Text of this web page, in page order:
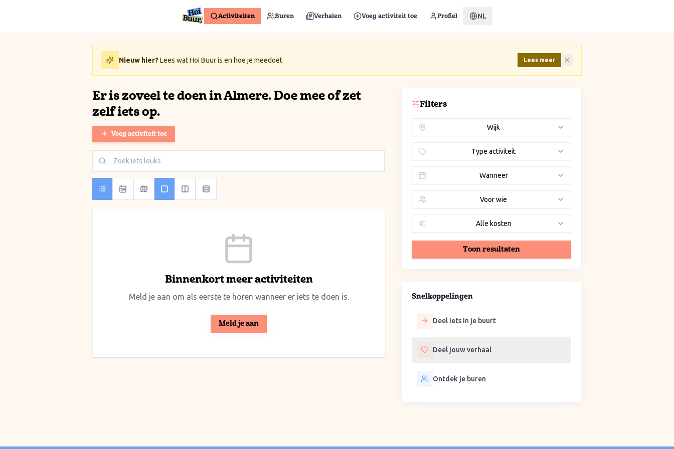
Activiteiten Buren Verhalen Voeg activiteit toe Profiel NL
Nieuw hier? Lees wat Hoi Buur is en hoe je meedoet. Lees meer
Er is zoveel te doen in Almere. Doe mee of zet
zelf iets op.
Voeg activiteit toe
Binnenkort meer activiteiten
Meld je aan om als eerste te horen wanneer er iets te doen is.
Meld je aan
Filters
Wijk
Type activiteit
Wanneer
Voor wie
Alle kosten
Toon resultaten
Snelkoppelingen
Deel iets in je buurt
Deel jouw verhaal
Ontdek je buren